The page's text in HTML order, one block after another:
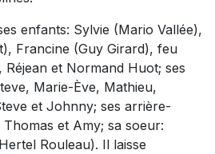
enfants: Sylvie (Mario Vallée),
Francine (Guy Girard), feu
Réjean et Normand Huot; ses
Marie-Ève, Mathieu,
et Johnny; ses arrière-
et Amy; sa soeur:
Rouleau). Il laisse